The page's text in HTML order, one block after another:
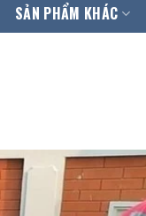
SẢN PHẨM KHÁC